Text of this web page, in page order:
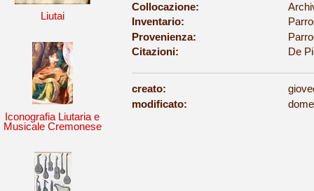
Liutai
Iconografia Liutaria e
Musicale Cremonese
Collocazione:
Inventario:
Provenienza:
Citazioni:
De
creato:
modificato: